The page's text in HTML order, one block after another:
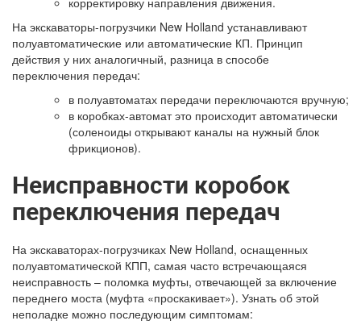
На экскаваторы-погрузчики New Holland устанавливают
полуавтоматические или автоматические КП. Принцип
действия у них аналогичный, разница в способе
переключения передач:
в полуавтоматах передачи переключаются вручную;
в коробках-автомат это происходит автоматически
(соленоиды открывают каналы на нужный блок
фрикционов).
Неисправности коробок
переключения передач
На экскаваторах-погрузчиках New Holland, оснащенных
полуавтоматической КПП, самая часто встречающаяся
неисправность – поломка муфты, отвечающей за включение
переднего моста (муфта «проскакивает»). Узнать об этой
неполадке можно последующим симптомам: